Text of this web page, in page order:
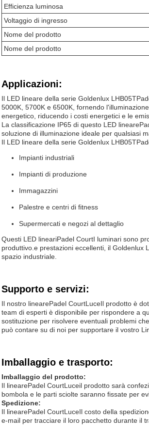
Efficienza luminosa
Voltaggio di ingresso
Nome del prodotto
Nome del prodotto
Applicazioni:
Il LED lineare della serie Goldenlux LHB05T
5000K, 5700K e 6500K, fornendo
energetico, riducendo i costi energetici e le
La classificazione IP65 di questo LED lineare
soluzione di illuminazione ideale per qualsiasi
Il LED lineare della serie Goldenlux LHB05T
Impianti industriali
Impianti di produzione
Immagazzini
Palestre e centri di fitness
Supermercati e negozi al dettaglio
Questi LED lineariPadel CourtI luminari sono
produttivo.e prestazioni eccellenti, il Goldenlux
spazio industriale.
Supporto e servizi:
Il nostro linearePadel CourtLuceIl prodotto è
team di esperti è disponibile per rispondere a
sostituzione per risolvere eventuali problemi
può contare su di noi per supportare il vostro
Imballaggio e trasporto:
Imballaggio del prodotto:
Il linearePadel CourtLuceil prodotto sarà
bombola e le parti sciolte saranno fissate per
Spedizione:
Il linearePadel CourtLuceIl costo della
e-mail per tracciare il loro pacchetto durante il